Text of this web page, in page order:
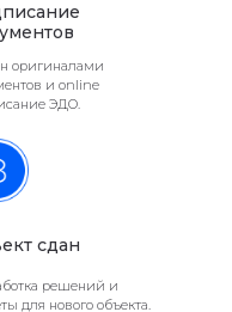
оригиналами
и online
ЭДО.
сдан
решений и
для нового объекта.